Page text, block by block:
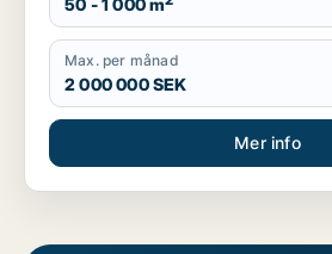
50 - 1 000 m
Max. per månad
2 000 000 SEK
Mer info